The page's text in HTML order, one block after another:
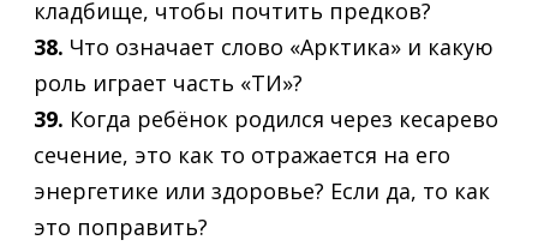
кладбище, чтобы почтить предков?
38. Что означает слово «Арктика» и какую
роль играет часть «ТИ»?
39. Когда ребёнок родился через кесарево
сечение, это как то отражается на его
энергетике или здоровье? Если да, то как
это поправить?